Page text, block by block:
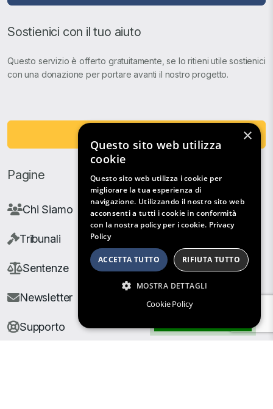
Sostienici con il tuo aiuto
Questo servizio è offerto gratuitamente, se lo ritieni utile sostienici
con una donazione per portare avanti il nostro progetto.
Pagine
Chi Siamo
Tribunali
Sentenze
Newsletter
Supporto
×
Questo sito web utilizza
cookie
Questo sito web utilizza i cookie per
migliorare la tua esperienza di
navigazione. Utilizzando il nostro sito web
acconsenti a tutti i cookie in conformità
con la nostra policy per i cookie. Privacy
Policy
ACCETTA TUTTO RIFIUTA TUTTO
MOSTRA DETTAGLI
Cookie Policy